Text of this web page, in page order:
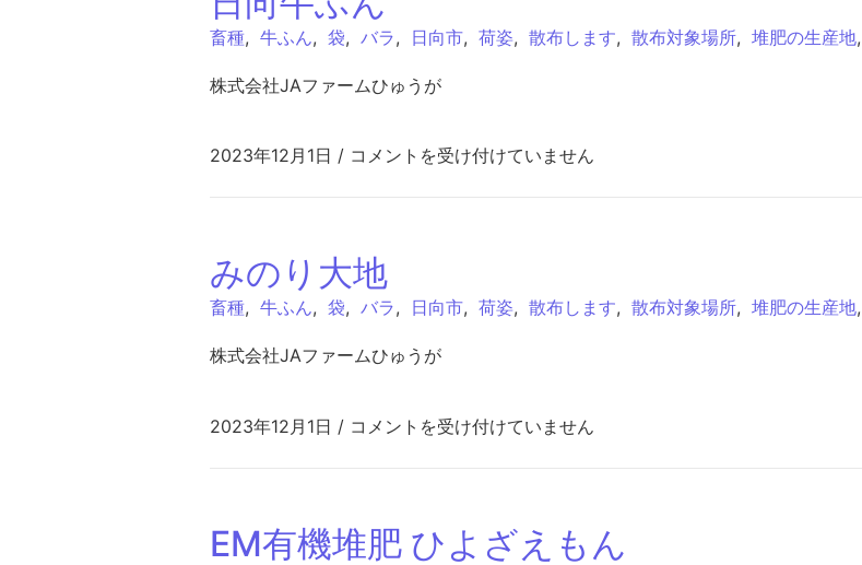
畜種, 牛ふん, 袋, バラ, 日向市, 荷姿, 散布します, 散布対象場所, 堆肥の生産地,
株式会社JAファームひゅうが
2023年12月1日 / 日向牛ふん は
コメントを受け付けていません
みのり大地
畜種, 牛ふん, 袋, バラ, 日向市, 荷姿, 散布します, 散布対象場所, 堆肥の生産地,
株式会社JAファームひゅうが
2023年12月1日 / みのり大地 は
コメントを受け付けていません
EM有機堆肥 ひよざえもん